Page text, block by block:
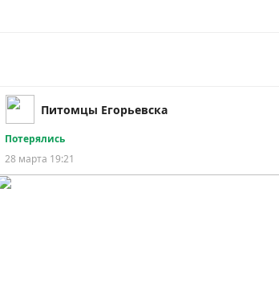
Питомцы Егорьевска
Потерялись
28 марта 19:21